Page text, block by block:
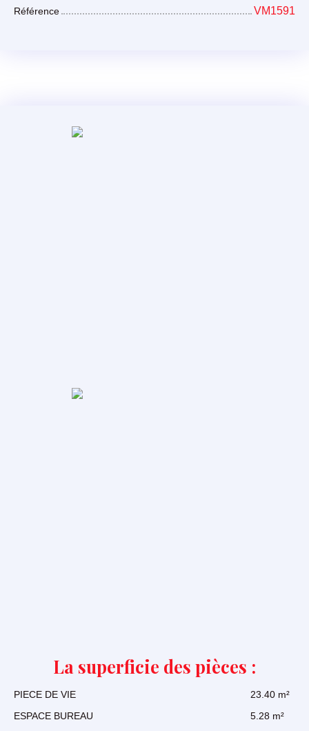
Référence VM1591
La superficie des pièces :
PIECE DE VIE
23.40 m²
ESPACE BUREAU
5.28 m²